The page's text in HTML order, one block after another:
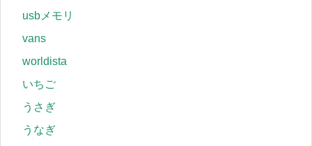
usbメモリ
vans
worldista
いちご
うさぎ
うなぎ